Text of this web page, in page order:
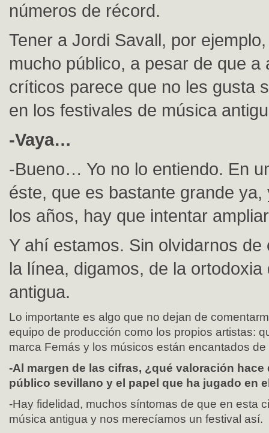
números de récord.
Tener a Jordi Savall, por
mucho público, a pesar de que a
críticos parece que no les gusta
en los festivales de música
-Vaya…
-Bueno… Yo no lo entiendo. En
éste, que es bastante grande ya,
los años, hay que intentar
Y ahí estamos. Sin olvidarnos de
la línea, digamos, de la ortodoxia
antigua.
Lo importante es algo que no dejan de
equipo de producción como los propios artistas:
marca Femás y los músicos están encantados de
-Al margen de las cifras, ¿qué valoración
público sevillano y el papel que ha jugado en
-Hay fidelidad, muchos síntomas de que en esta
música antigua y nos merecíamos un festival así.